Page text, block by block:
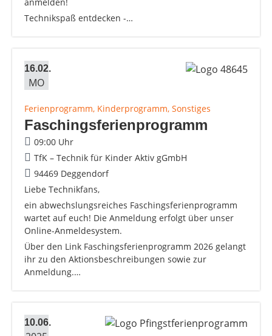
Technikspaß entdecken -…
16.02.
MO
Ferienprogramm, Kinderprogramm, Sonstiges
Faschingsferienprogramm
09:00 Uhr
TfK – Technik für Kinder Aktiv gGmbH
94469 Deggendorf
Liebe Technikfans,
ein abwechslungsreiches Faschingsferienprogramm
wartet auf euch! Die Anmeldung erfolgt über unser
Online-Anmeldesystem.
Über den Link Faschingsferienprogramm 2026 gelangt
ihr zu den Aktionsbeschreibungen sowie zur
Anmeldung.…
10.06.